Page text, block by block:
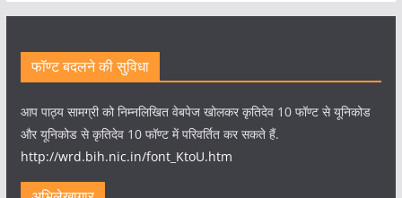
फॉण्ट बदलने की सुविधा
आप पाठ्य सामग्री को निम्नलिखित वेबपेज खोलकर कृतिदेव 10 फॉण्ट से यूनिकोड
और यूनिकोड से कृतिदेव 10 फॉण्ट में परिवर्तित कर सकते हैं.
http://wrd.bih.nic.in/font_KtoU.htm